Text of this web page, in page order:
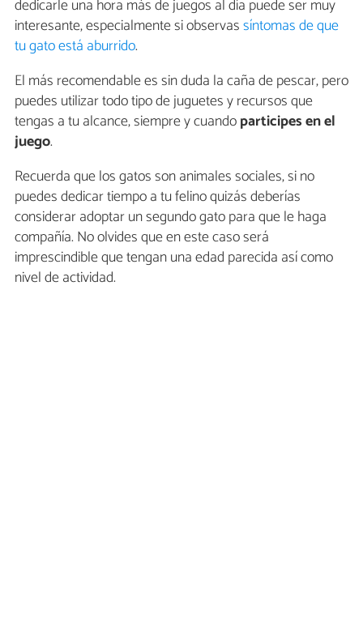
dedicarle una hora más de juegos al día puede ser muy
interesante, especialmente si observassíntomas de que
tu gato está aburrido.
El más recomendable es sin duda la caña de pescar, pero
puedes utilizar todo tipo de juguetes y recursos que
tengas a tu alcance, siempre y cuandoparticipes en el
juego.
Recuerda que los gatos son animales sociales, si no
puedes dedicar tiempo a tu felino quizás deberías
considerar adoptar un segundo gato para que le haga
compañía. No olvides que en este caso será
imprescindible que tengan una edad parecida así como
nivel de actividad.